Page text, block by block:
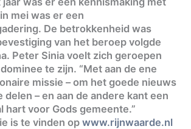
mei was er een
De betrokkenheid was
van het beroep volgde
Peter Sinia voelt zich geroepen
te zijn. “Met aan de ene
missie – om het goede nieuws
delen – en aan de andere kant een
hart voor Gods gemeente.”
is te vinden op www.rijnwaarde.nl